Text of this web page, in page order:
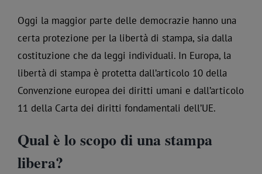
Oggi la maggior parte delle democrazie hanno una
certa protezione per la libertà di stampa, sia dalla
costituzione che da leggi individuali. In Europa, la
libertà di stampa è protetta dall’articolo 10 della
Convenzione europea dei diritti umani e dall’articolo
11 della Carta dei diritti fondamentali dell’UE.
Qual è lo scopo di una stampa
libera?